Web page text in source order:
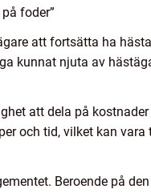
foder”
att fortsätta ha
kunnat njuta av
att dela på
och tid, vilket kan
Beroende på